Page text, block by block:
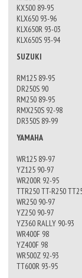
KX500 89-95
KLX650 93-96
KLX650R 93-03
KLX650S 93-94
SUZUKI
RM125 89-95
DR250S 90
RM250 89-95
RMX250S 92-98
DR350S 89-99
YAMAHA
WR125 89-97
YZ125 90-97
WR200R 92-95
TTR250 TT-R250
WR250 90-97
YZ250 90-97
YZ360 RALLY 90-93
WR400F 98
YZ400F 98
WR500Z 92-93
TT600R 93-95